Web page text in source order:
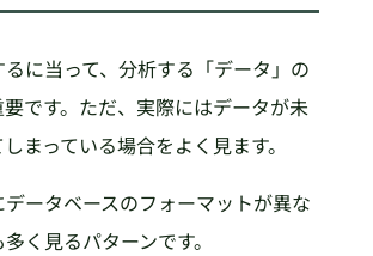
に当って、分析する「データ」の
です。ただ、実際にはデータが未
まっている場合をよく見ます。
ータベースのフォーマットが異な
く見るパターンです。